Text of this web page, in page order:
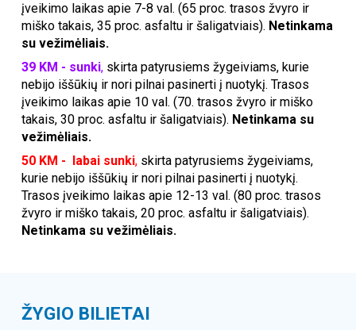
įveikimo laikas apie 7-8 val. (65 proc. trasos žvyro ir
miško takais, 35 proc. asfaltu ir šaligatviais). Netinkama
su vežimėliais.
39 KM - sunki, skirta patyrusiems žygeiviams, kurie
nebijo iššūkių ir nori pilnai pasinerti į nuotykį. Trasos
įveikimo laikas apie 10 val. (70. trasos žvyro ir miško
takais, 30 proc. asfaltu ir šaligatviais). Netinkama su
vežimėliais.
50 KM - labai sunki, skirta patyrusiems žygeiviams,
kurie nebijo iššūkių ir nori pilnai pasinerti į nuotykį.
Trasos įveikimo laikas apie 12-13 val. (80 proc. trasos
žvyro ir miško takais, 20 proc. asfaltu ir šaligatviais).
Netinkama su vežimėliais.
ŽYGIO BILIETAI